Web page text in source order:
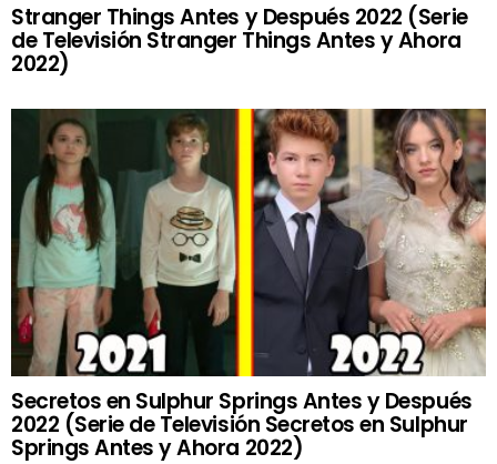
Stranger Things Antes y Después 2022 (Serie
de Televisión Stranger Things Antes y Ahora
2022)
Secretos en Sulphur Springs Antes y Después
2022 (Serie de Televisión Secretos en Sulphur
Springs Antes y Ahora 2022)